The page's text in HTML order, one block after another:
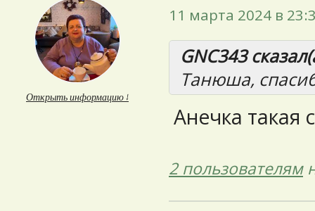
Открыть информацию ↓
11 марта 2024 в
GNC343
Танюша,
Анечка такая
2 пользователям